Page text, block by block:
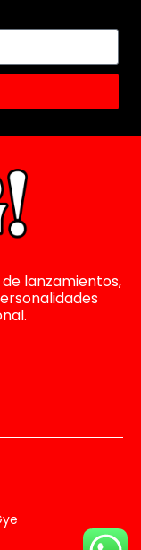
lanzamientos,